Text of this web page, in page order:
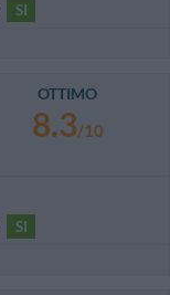
SI
OTTIMO
8.3/10
SI